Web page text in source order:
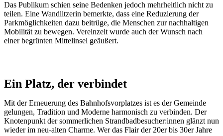
Das Publikum schien seine Bedenken jedoch mehrheitlich nicht zu
teilen. Eine Wandlitzerin bemerkte, dass eine Reduzierung der
Parkmöglichkeiten dazu beitrüge, die Menschen zur nachhaltigen
Mobilität zu bewegen. Vereinzelt wurde auch der Wunsch nach
einer begrünten Mittelinsel geäußert.
Ein Platz, der verbindet
Mit der Erneuerung des Bahnhofsvorplatzes ist es der Gemeinde
gelungen, Tradition und Moderne harmonisch zu verbinden. Der
Knotenpunkt der sommerlichen Strandbadbesucher:innen glänzt nun
wieder im neu-alten Charme. Wer das Flair der 20er bis 30er Jahre